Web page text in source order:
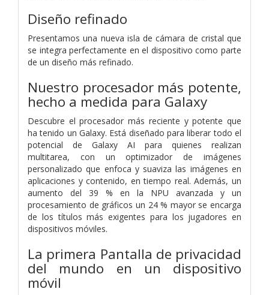
Diseño refinado
Presentamos una nueva isla de cámara de cristal que
se integra perfectamente en el dispositivo como parte
de un diseño más refinado.
Nuestro procesador más potente,
hecho a medida para Galaxy
Descubre el procesador más reciente y potente que
ha tenido un Galaxy. Está diseñado para liberar todo el
potencial de Galaxy AI para quienes realizan
multitarea, con un optimizador de imágenes
personalizado que enfoca y suaviza las imágenes en
aplicaciones y contenido, en tiempo real. Además, un
aumento del 39 % en la NPU avanzada y un
procesamiento de gráficos un 24 % mayor se encarga
de los títulos más exigentes para los jugadores en
dispositivos móviles.
La primera Pantalla de privacidad
del mundo en un dispositivo
móvil